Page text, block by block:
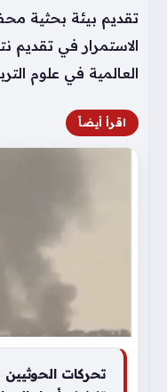
تقديم بيئة بحثية
الاستمرار في تقديم
العالمية في علوم
اقرأ أيضاً
تحركات